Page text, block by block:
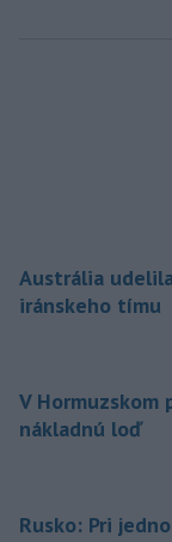
Austrália
iránskeho tímu
V
nákladnú loď
Rusko: Pri